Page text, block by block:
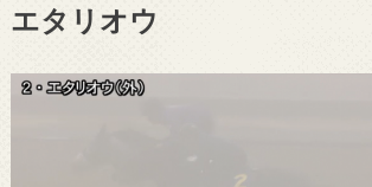
エタリオウ